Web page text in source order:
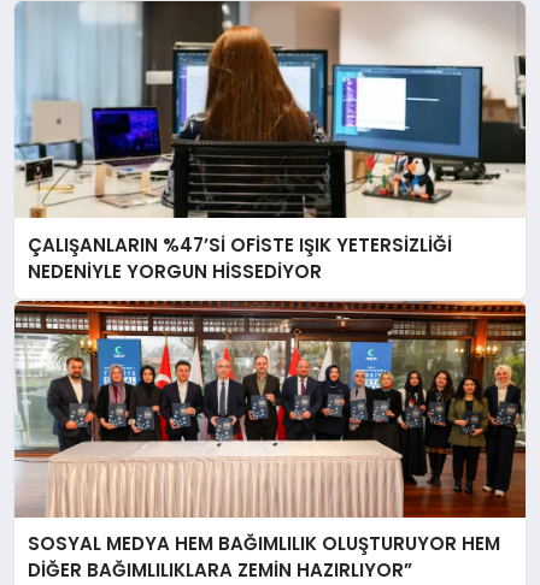
ÇALIŞANLARIN %47’Sİ OFİSTE IŞIK YETERSİZLİĞİ
NEDENİYLE YORGUN HİSSEDİYOR
SOSYAL MEDYA HEM BAĞIMLILIK OLUŞTURUYOR HEM
DİĞER BAĞIMLILIKLARA ZEMİN HAZIRLIYOR”